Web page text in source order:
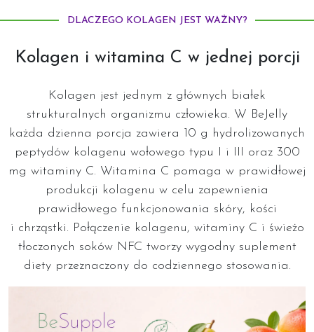
DLACZEGO KOLAGEN JEST WAŻNY?
Kolagen i witamina C w jednej porcji
Kolagen jest jednym z głównych białek
strukturalnych organizmu człowieka. W BeJelly
każda dzienna porcja zawiera 10 g hydrolizowanych
peptydów kolagenu wołowego typu I i III oraz 300
mg witaminy C. Witamina C pomaga w prawidłowej
produkcji kolagenu w celu zapewnienia
prawidłowego funkcjonowania skóry, kości
i chrząstki. Połączenie kolagenu, witaminy C i świeżo
tłoczonych soków NFC tworzy wygodny suplement
diety przeznaczony do codziennego stosowania.